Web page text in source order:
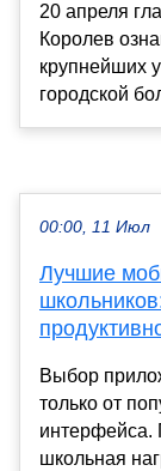
20 апреля
Королев
крупнейших
городской
00:00, 11 Июл
Лучшие
Выбор
только от
интерфейса.
школьная